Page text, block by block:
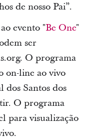
de nosso Pai”.
evento "Be One"
ser
O programa
on-line ao vivo
Santos dos
O programa
para visualização